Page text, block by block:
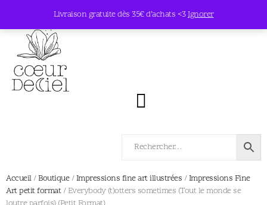
Livraison gratuite dès 35€ d’achats <3Ignorer
Accueil/Boutique/Impressions fine art illustrées /Impressions Fine
Art petit format/ Everybody (t)otters sometimes (Tout le monde se